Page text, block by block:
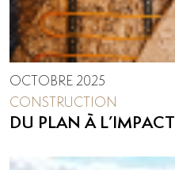
OCTOBRE 2025
CONSTRUCTION
DU PLAN À L’IMPACT